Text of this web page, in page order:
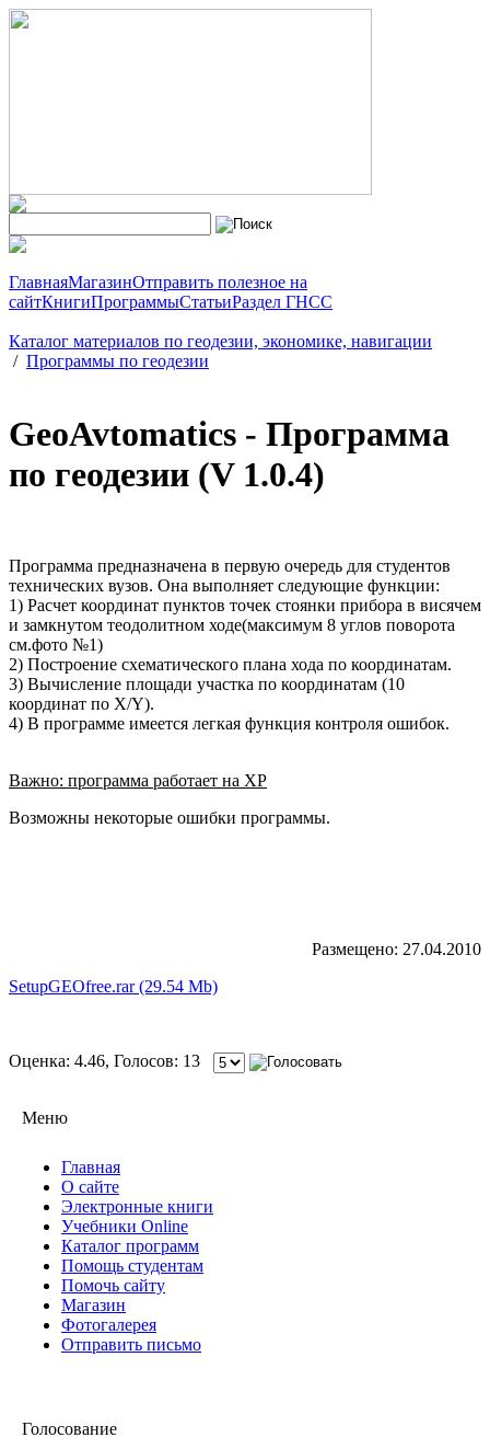
ГлавнаяМагазинОтправить полезное на
сайтКнигиПрограммыСтатьиРаздел ГНСС
Каталог материалов по геодезии, экономике, навигации
/ Программы по геодезии
GeoAvtomatics - Программа
по геодезии (V 1.0.4)
Программа предназначена в первую очередь для студентов
технических вузов. Она выполняет следующие функции:
1) Расчет координат пунктов точек стоянки прибора в висячем
и замкнутом теодолитном ходе(максимум 8 углов поворота
см.фото №1)
2) Построение схематического плана хода по координатам.
3) Вычисление площади участка по координатам (10
координат по X/Y).
4) В программе имеется легкая функция контроля ошибок.
Важно: программа работает на XP
Возможны некоторые ошибки программы.
Размещено: 27.04.2010
SetupGEOfree.rar (29.54 Mb)
Оценка: 4.46, Голосов: 13
Меню
Главная
О сайте
Электронные книги
Учебники Online
Каталог программ
Помощь студентам
Помочь сайту
Магазин
Фотогалерея
Отправить письмо
Голосование